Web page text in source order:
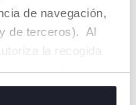
de navegación,
de terceros). Al
la recogida
más información
de todas o